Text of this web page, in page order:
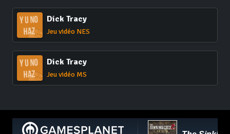
Dick Tracy
Jeu vidéo NES
Dick Tracy
Jeu vidéo MS